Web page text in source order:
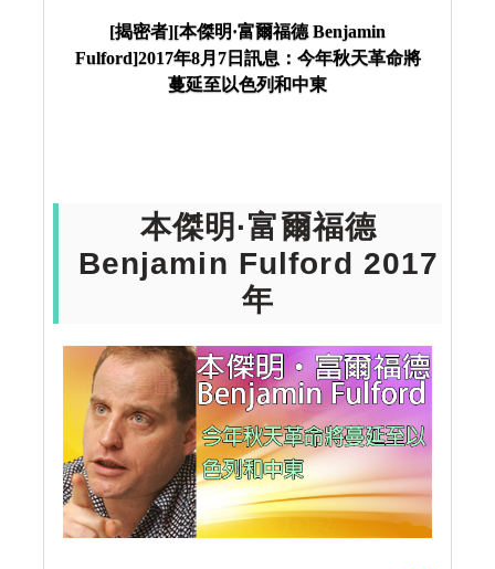
年8月7日訊息：今年秋天革命將蔓延至以色列和中
[揭密者][本傑明·富爾福德 Benjamin
Fulford]2017年8月7日訊息：今年秋天革命將
蔓延至以色列和中東
本傑明·富爾福德
Benjamin Fulford 2017
年